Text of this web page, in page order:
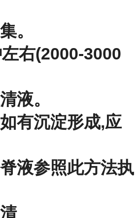
。
右(2000-3000
液。
有沉淀形成,应
液参照此方法执